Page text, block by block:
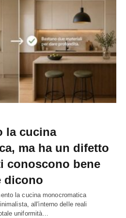
la cucina
ma ha un difetto
conoscono bene
dicono
la cucina monocromatica
all'interno delle reali
uniformità…